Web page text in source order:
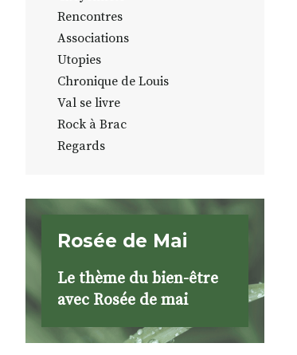
Rencontres
Associations
Utopies
Chronique de Louis
Val se livre
Rock à Brac
Regards
Rosée de Mai
Le thème du bien-être
avec Rosée de mai